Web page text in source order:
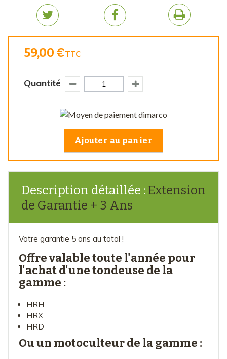
59,00 €TTC
Quantité
Ajouter au panier
Description détaillée : Extension
de Garantie + 3 Ans
Votre garantie 5 ans au total !
Offre valable toute l'année pour
l'achat d'une tondeuse de la
gamme :
HRH
HRX
HRD
Ou un motoculteur de la gamme :